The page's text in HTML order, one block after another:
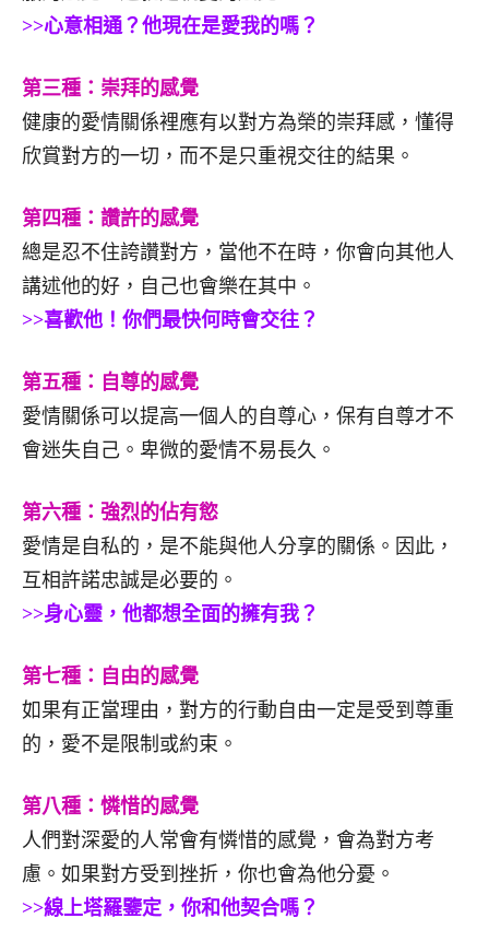
>>心意相通？他現在是愛我的嗎？
第三種：崇拜的感覺
健康的愛情關係裡應有以對方為榮的崇拜感，懂得
欣賞對方的一切，而不是只重視交往的結果。
第四種：讚許的感覺
總是忍不住誇讚對方，當他不在時，你會向其他人
講述他的好，自己也會樂在其中。
>>喜歡他！你們最快何時會交往？
第五種：自尊的感覺
愛情關係可以提高一個人的自尊心，保有自尊才不
會迷失自己。卑微的愛情不易長久。
第六種：強烈的佔有慾
愛情是自私的，是不能與他人分享的關係。因此，
互相許諾忠誠是必要的。
>>身心靈，他都想全面的擁有我？
第七種：自由的感覺
如果有正當理由，對方的行動自由一定是受到尊重
的，愛不是限制或約束。
第八種：憐惜的感覺
人們對深愛的人常會有憐惜的感覺，會為對方考
慮。如果對方受到挫折，你也會為他分憂。
>>線上塔羅鑒定，你和他契合嗎？